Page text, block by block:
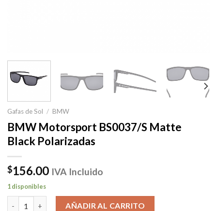
Gafas de Sol / BMW
BMW Motorsport BS0037/S Matte
Black Polarizadas
$156.00 IVA Incluido
1 disponibles
BMW Motorsport BS0037/S Matte Black Polarizadas cantidad
AÑADIR AL CARRITO